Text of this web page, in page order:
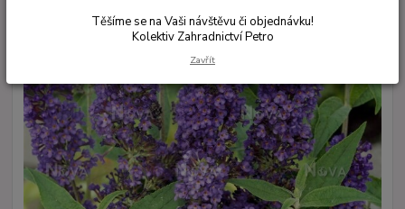
Těšíme se na Vaši návštěvu či objednávku!
Kolektiv Zahradnictví Petro
Zavřít